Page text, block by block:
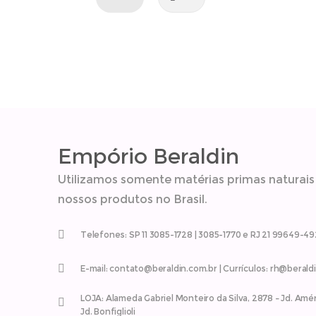
Empório Beraldin
Utilizamos somente matérias primas
nossos produtos no Brasil.
Telefones: SP 11 3085-1728 | 3085-1770 e RJ 21 99649-
E-mail: contato@beraldin.com.br | Currículos:
LOJA: Alameda Gabriel Monteiro da Silva, 2878 – Jd.
Jd. Bonfiglioli